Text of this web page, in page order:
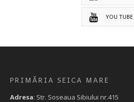
YOU TUBE
PRIMĂRIA SEICA MARE
Adresa: Str. Soseaua Sibiului nr.415